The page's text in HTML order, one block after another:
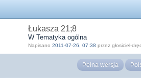
Łukasza 21;8
W Tematyka ogólna
Napisano 2011-07-26, 07:38 przez głosiciel-
Pełna wersja